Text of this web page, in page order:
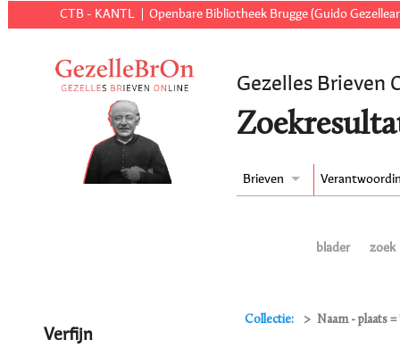
CTB - KANTL Openbare Bibliotheek Brugge (Guido
Gezelles Brieven
Brieven
blader zoek
Collectie: Naam - plaats =
Verfijn